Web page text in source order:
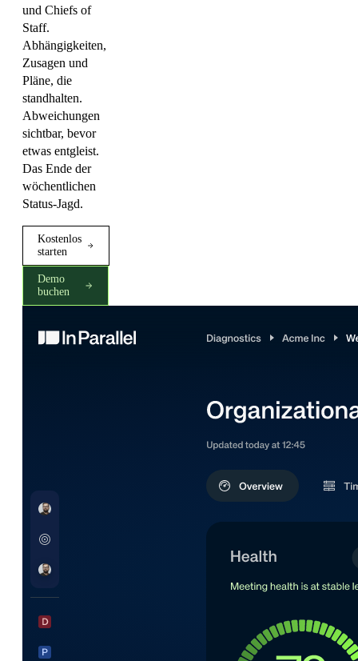
und Chiefs of
Staff.
Abhängigkeiten,
Zusagen und
Pläne, die
standhalten.
Abweichungen
sichtbar, bevor
etwas entgleist.
Das Ende der
wöchentlichen
Status-Jagd.
Kostenlos
starten
Demo
buchen